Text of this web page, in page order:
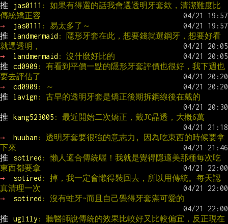
推
jas0111 : 如果有得選的話我會選透明牙套欸，清潔難度比
傳統矯正容
→
jas0111 : 易太多了～
推
landmermaid : 隱形牙套在此，想要錢就選鋼牙，想要好看
就選透明，
→
landmermaid : 沒什麼好比的
推
cd0909 : 有看到平價一點的隱形牙套評價也很好，我下週也
要去評估了
→
cd0909 : ～
推
lavign : 古早的透明牙套是矯正後期拆鋼線後在戴的
推 kang523005 : 最近開始二次矯正，戴JC晶透，大概6萬
→ huuban : 透明牙套要很強的意志力, 因為吃東西的時候要拿
下來
推
sotired : 懶人適合傳統喔！我就是覺得隱適美那種每次吃
東西都要拿
→
sotired : 掉，我一定會懶得裝回去，所以用傳統。每天認
真清理一次
→
sotired : 沒有蛀牙~而且自己覺得牙套滿可愛的
推 uglily : 聽醫師說傳統的效果比較好又比較偏宜，反正現在